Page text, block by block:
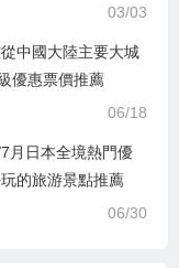
03/03
中國大陸主要大城
優惠票價推薦
06/18
月日本全境熱門優
好玩的旅游景點推薦
06/30